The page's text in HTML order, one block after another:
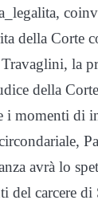
della Corte
la
della
i momenti di
avrà lo
del carcere